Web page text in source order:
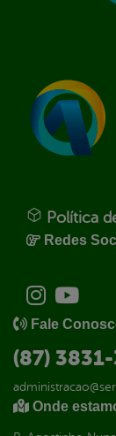
Política
Redes
Fale
(87)
Onde